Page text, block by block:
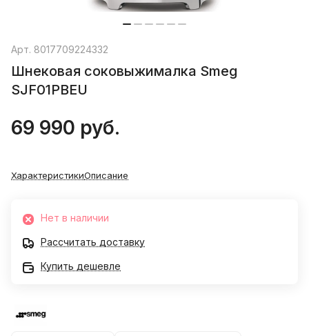
Арт. 8017709224332
Шнековая соковыжималка Smeg
SJF01PBEU
69 990 руб.
ХарактеристикиОписание
Нет в наличии
Рассчитать доставку
Купить дешевле